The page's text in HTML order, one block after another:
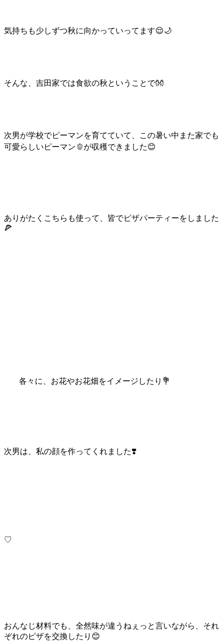
気持ちも少しずつ秋に向かっていってます😌🌙
そんな、吉田家では食欲の秋ということで👐
次男が学校でピーマンを育てていて、この暑い中また家でも
可愛らしいピーマン🫑が収穫できました😊
ありがたくこちらも使って、皆でピザパーティーをしました
🍕
各々に、お花やお花畑をイメージしたり💐
次男は、私の顔を作ってくれました❣️
♡
おんなじ材料でも、全然味が違うねぇっと言いながら、それ
ぞれのピザを交換したり😊